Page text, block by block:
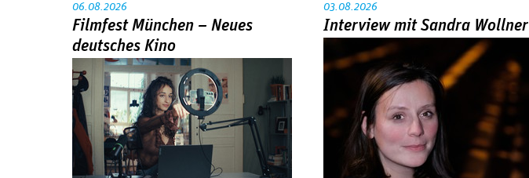
06.08.2026
Filmfest München – Neues
deutsches Kino
03.08.2026
Interview mit Sandra Wollner